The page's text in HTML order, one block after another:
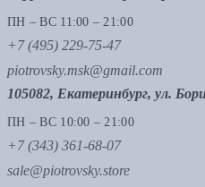
ПН – ВС 11:00 – 21:00
+7 (495) 229-75-47
piotrovsky.msk@gmail.com
105082, Екатеринбург, ул.
ПН – ВС 10:00 – 21:00
+7 (343) 361-68-07
sale@piotrovsky.store